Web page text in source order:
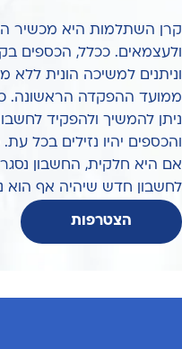
קרן השתלמות היא מכשיר
ולעצמאים. ככלל, הכספים
וניתנים למשיכה הונית
ממועד ההפקדה הראשונה.
והכספים יהיו נזילים בכל
אם היא חלקית, החשבון
לחשבון חדש שיהיה אף הוא נזיל
הצטרפות